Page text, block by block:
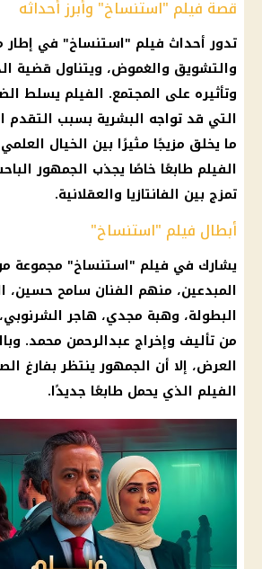
قصة فيلم "استنساخ" وأبرز أحداثه
تدور أحداث فيلم "استنساخ" في إطار
والتشويق والغموض، ويتناول قضية
وتأثيره على المجتمع. الفيلم يسلط
التي قد تواجه البشرية بسبب التقدم
ما يخلق مزيجًا مثيرًا بين الخيال
الفيلم طابعًا خاصًا يجذب الجمهور
تمزج بين الفانتازيا والعقلانية.
أبطال فيلم "استنساخ"
يشارك في فيلم "استنساخ" مجموعة
المبدعين، منهم الفنان سامح حسين،
البطولة، وهبة مجدي، هاجر
من تأليف وإخراج عبدالرحمن محمد.
العرض، إلا أن الجمهور ينتظر بفارغ
الفيلم الذي يحمل طابعًا جديدًا.